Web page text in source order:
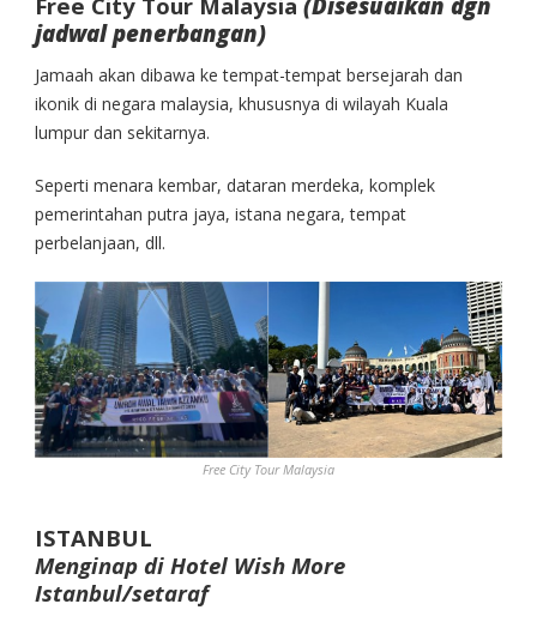
jadwal penerbangan)
Jamaah akan dibawa ke tempat-tempat bersejarah dan
ikonik di negara malaysia, khususnya di wilayah Kuala
lumpur dan sekitarnya.
Seperti menara kembar, dataran merdeka, komplek
pemerintahan putra jaya, istana negara, tempat
perbelanjaan, dll.
Free City Tour Malaysia
ISTANBUL
Menginap di Hotel Wish More
Istanbul/setaraf